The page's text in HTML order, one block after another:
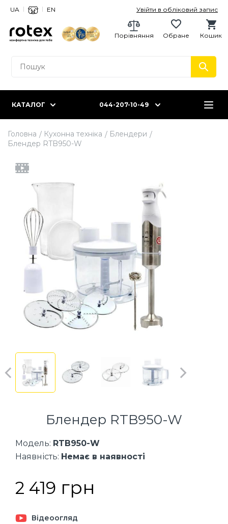
UA EN Увійти в обліковий запис
Кошик
Обране
Порівняння
КАТАЛОГ 044-207-10-49
Головна Кухонна техніка
Блендери
Блендер RTB950-W
Блендер RTB950-W
Модель: RTB950-W
Наявність: Немає в наявності
2 419 грн
Відеоогляд